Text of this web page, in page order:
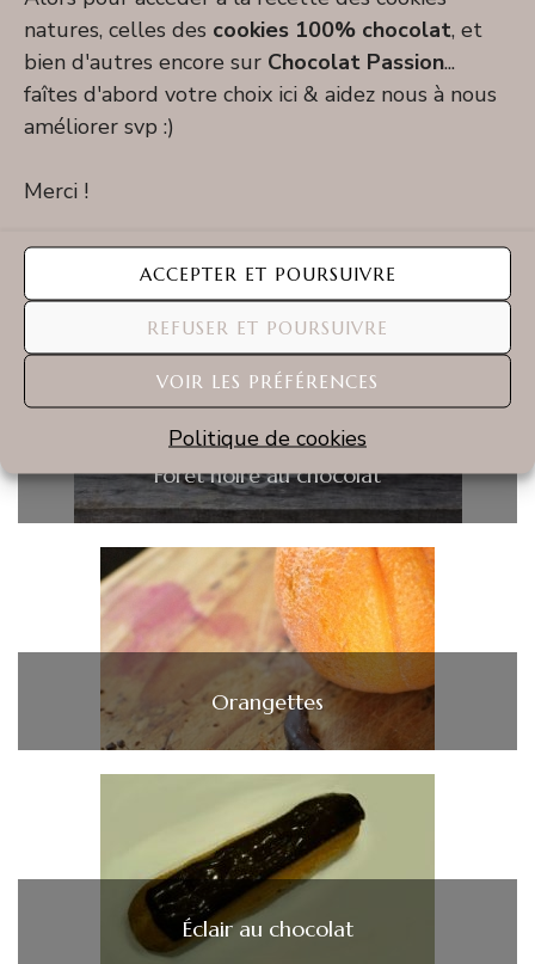
natures, celles des cookies 100% chocolat, et
bien d'autres encore sur Chocolat Passion...
faîtes d'abord votre choix ici & aidez nous à nous
améliorer svp :)
Merci !
ACCEPTER ET POURSUIVRE
REFUSER ET POURSUIVRE
VOIR LES PRÉFÉRENCES
Politique de cookies
Entremet d’Halloween : gâteau orange à la
carotte et au potimarron
Forêt noire au chocolat
Orangettes
Éclair au chocolat